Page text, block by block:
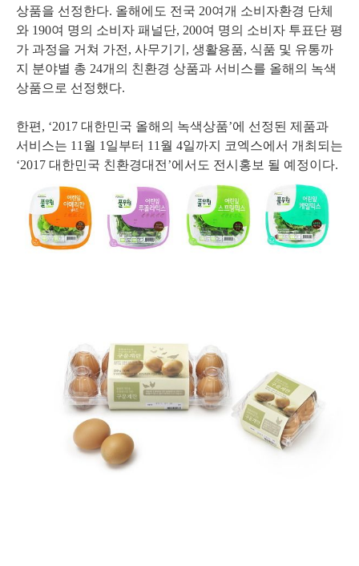
상품을 선정한다. 올해에도 전국 20여개 소비자환경 단체
와 190여 명의 소비자 패널단, 200여 명의 소비자 투표단 평
가 과정을 거쳐 가전, 사무기기, 생활용품, 식품 및 유통까
지 분야별 총 24개의 친환경 상품과 서비스를 올해의 녹색
상품으로 선정했다.
한편, ‘2017 대한민국 올해의 녹색상품’에 선정된 제품과
서비스는 11월 1일부터 11월 4일까지 코엑스에서 개최되는
‘2017 대한민국 친환경대전’에서도 전시홍보 될 예정이다.